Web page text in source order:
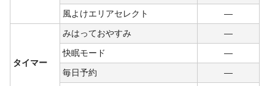
風よけエリアセレクト
―
タイマー
みはっておやすみ
―
快眠モード
―
毎日予約
―